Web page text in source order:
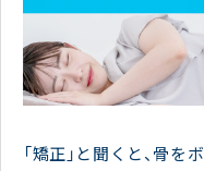
「矯正」と聞くと、骨